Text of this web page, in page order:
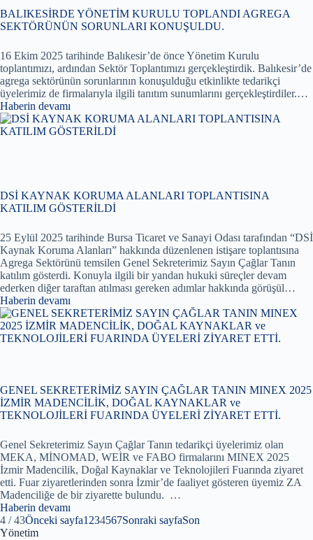
BALIKESİRDE YÖNETİM KURULU TOPLANDI AGREGA
SEKTÖRÜNÜN SORUNLARI KONUŞULDU.
16 Ekim 2025 tarihinde Balıkesir’de önce Yönetim Kurulu
toplantımızı, ardından Sektör Toplantımızı gerçekleştirdik. Balıkesir’de
agrega sektörünün sorunlarının konuşulduğu etkinlikte tedarikçi
üyelerimiz de firmalarıyla ilgili tanıtım sunumlarını gerçekleştirdiler.…
Haberin devamı
DSİ KAYNAK KORUMA ALANLARI TOPLANTISINA
KATILIM GÖSTERİLDİ
25 Eylül 2025 tarihinde Bursa Ticaret ve Sanayi Odası tarafından “DSİ
Kaynak Koruma Alanları” hakkında düzenlenen istişare toplantısına
Agrega Sektörünü temsilen Genel Sekreterimiz Sayın Çağlar Tanın
katılım gösterdi. Konuyla ilgili bir yandan hukuki süreçler devam
ederken diğer taraftan atılması gereken adımlar hakkında görüşül…
Haberin devamı
GENEL SEKRETERİMİZ SAYIN ÇAĞLAR TANIN MINEX 2025
İZMİR MADENCİLİK, DOĞAL KAYNAKLAR ve
TEKNOLOJİLERİ FUARINDA ÜYELERİ ZİYARET ETTİ.
Genel Sekreterimiz Sayın Çağlar Tanın tedarikçi üyelerimiz olan
MEKA, MİNOMAD, WEİR ve FABO firmalarını MINEX 2025
İzmir Madencilik, Doğal Kaynaklar ve Teknolojileri Fuarında ziyaret
etti. Fuar ziyaretlerinden sonra İzmir’de faaliyet gösteren üyemiz ZA
Madenciliğe de bir ziyarette bulundu. …
Haberin devamı
4 / 43Önceki sayfa1 234567Sonraki sayfaSon
Yönetim